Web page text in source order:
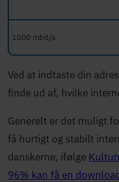
1000 mbit/s
Ved at indtaste din
finde ud af, hvilke
Generelt er det muligt
få hurtigt og stabilt
danskerne, ifølge
96% kan få en